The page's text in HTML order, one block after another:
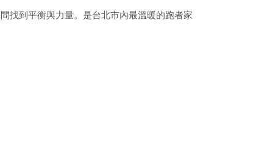
找到平衡與力量。是台北市內最溫暖的跑者家